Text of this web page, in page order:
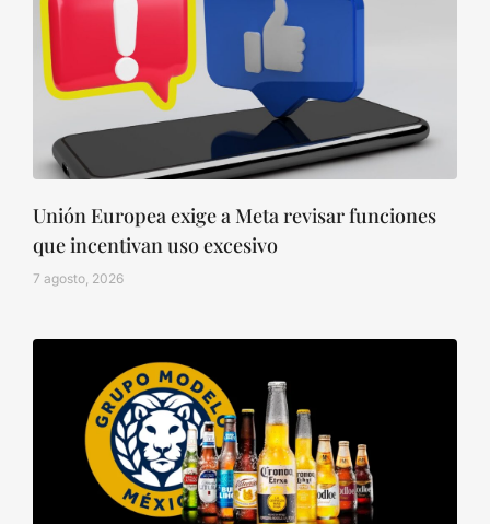
Unión Europea exige a Meta revisar funciones
que incentivan uso excesivo
7 agosto, 2026